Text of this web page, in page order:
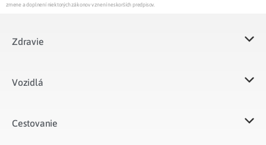
zmene a doplnení niektorých zákonov v znení neskorších predpisov.
Zdravie
Vozidlá​
Cestovanie